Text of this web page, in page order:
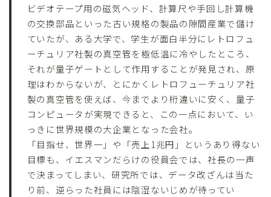
ビデオテープ用の磁気ヘッド、計算尺や手回し計算機
の交換部品といった古い規格の製品の隙間産業で儲け
ていたが、ある大学で、学生が面白半分にレトロフュ
ーチュリア社製の真空管を極低温に冷やしたところ、
それが量子ゲートとして作用することが発見され、原
理はわからないが、とにかくレトロフューチュリア社
製の真空管を使えば、今までより桁違いに安く、量子
コンピュータが実現できると、この一点において、い
っきに世界規模の大企業となった会社。
「目指せ、世界一」や「売上1兆円」というあり得ない
目標も、イエスマンだらけの役員会では、社長の一声
で決まってしまい、研究所では、データ改ざんは当た
り前、逆らった社員には陰湿ないじめが待ってい